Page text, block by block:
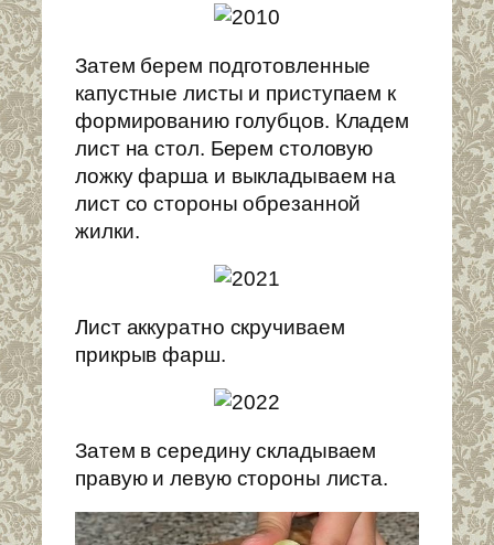
Затем берем подготовленные
капустные листы и приступаем к
формированию голубцов. Кладем
лист на стол. Берем столовую
ложку фарша и выкладываем на
лист со стороны обрезанной
жилки.
Лист аккуратно скручиваем
прикрыв фарш.
Затем в середину складываем
правую и левую стороны листа.